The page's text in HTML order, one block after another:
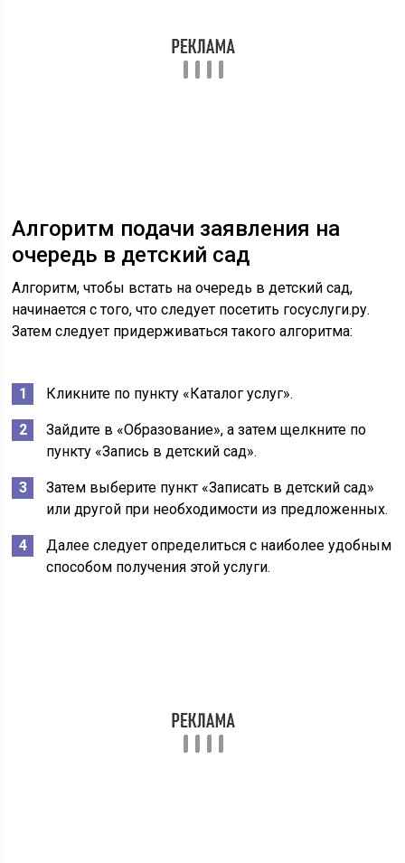
Алгоритм подачи заявления на
очередь в детский сад
Алгоритм, чтобы встать на очередь в детский сад,
начинается с того, что следует посетить госуслуги.ру.
Затем следует придерживаться такого алгоритма:
Кликните по пункту «Каталог услуг».
Зайдите в «Образование», а затем щелкните по
пункту «Запись в детский сад».
Затем выберите пункт «Записать в детский сад»
или другой при необходимости из предложенных.
Далее следует определиться с наиболее удобным
способом получения этой услуги.